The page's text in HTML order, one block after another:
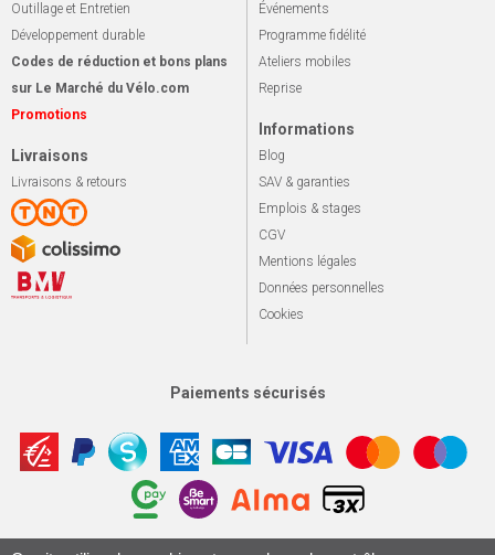
Outillage et Entretien
Développement durable
Codes de réduction et bons plans
sur Le Marché du Vélo.com
Promotions
Livraisons
Livraisons & retours
Événements
Programme fidélité
Ateliers mobiles
Reprise
Informations
Blog
SAV & garanties
Emplois & stages
CGV
Mentions légales
Données personnelles
Cookies
Paiements sécurisés